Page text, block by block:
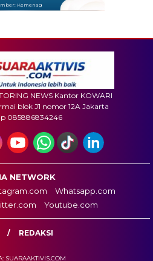
Kemenag
NEWS Kantor KOWARI
blok J1 nomor 12A Jakarta
085886834246
NETWORK
Whatsapp.com
Youtube.com
REDAKSI
SUARAAKTIVIS.COM